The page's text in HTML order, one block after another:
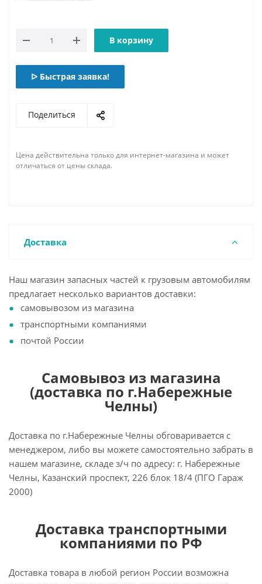
В корзину
ᐅ Быстрая заявка!
Поделиться
Цена действительна только для интернет-магазина и может
отличаться от цены склада.
Доставка
Наш магазин запасных частей к грузовым автомобилям
предлагает несколько вариантов доставки:
самовывозом из магазина
транспортными компаниями
почтой России
Самовывоз из магазина
(доставка по г.Набережные
Челны)
Доставка по г.Набережные Челны обговаривается с
менеджером, либо вы можете самостоятельно забрать в
нашем магазине, складе з/ч по адресу: г. Набережные
Челны, Казанский проспект, 226 блок 18/4 (ПГО Гараж
2000)
Доставка транспортными
компаниями по РФ
Доставка товара в любой регион России возможна